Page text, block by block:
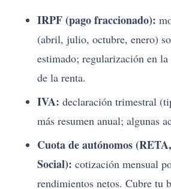
IRPF (pago fraccionado):
(abril, julio, octubre, enero)
estimado; regularización en
de la renta.
IVA: declaración trimestral
más resumen anual; algunas
Cuota de autónomos
Social): cotización mensual
rendimientos netos. Cubre tu